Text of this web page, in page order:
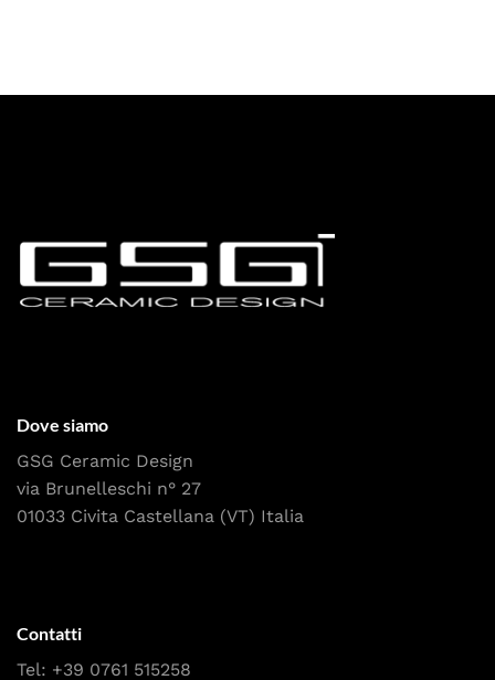
Dove siamo
GSG Ceramic Design
via Brunelleschi n° 27
01033 Civita Castellana (VT) Italia
Contatti
Tel: +39 0761 515258